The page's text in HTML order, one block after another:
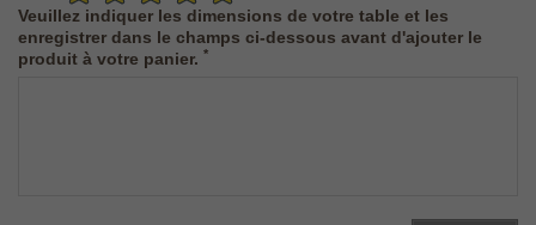
Veuillez indiquer les dimensions de votre table et les
enregistrer dans le champs ci-dessous avant d'ajouter le
produit à votre panier. *